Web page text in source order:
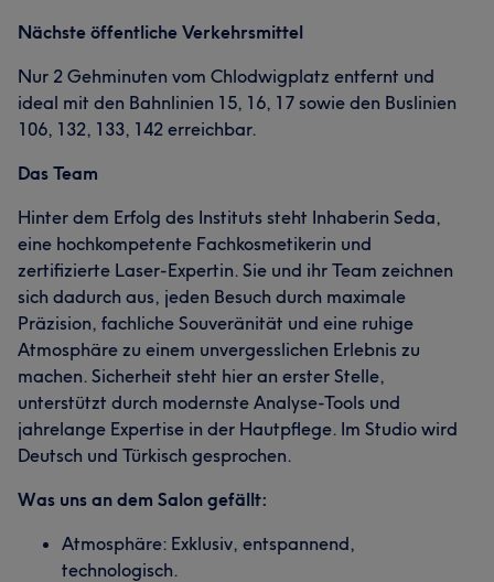
Nächste öffentliche Verkehrsmittel
Nur 2 Gehminuten vom Chlodwigplatz entfernt und
ideal mit den Bahnlinien 15, 16, 17 sowie den Buslinien
106, 132, 133, 142 erreichbar.
Das Team
Hinter dem Erfolg des Instituts steht Inhaberin Seda,
eine hochkompetente Fachkosmetikerin und
zertifizierte Laser-Expertin. Sie und ihr Team zeichnen
sich dadurch aus, jeden Besuch durch maximale
Präzision, fachliche Souveränität und eine ruhige
Atmosphäre zu einem unvergesslichen Erlebnis zu
machen. Sicherheit steht hier an erster Stelle,
unterstützt durch modernste Analyse-Tools und
jahrelange Expertise in der Hautpflege. Im Studio wird
Deutsch und Türkisch gesprochen.
Was uns an dem Salon gefällt:
Atmosphäre: Exklusiv, entspannend,
technologisch.